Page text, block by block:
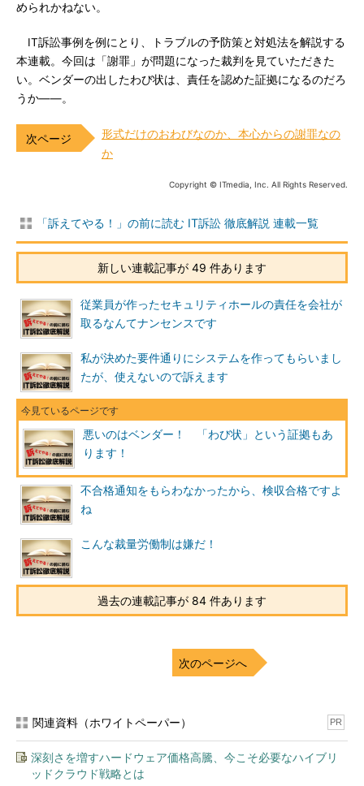
められかねない。
IT訴訟事例を例にとり、トラブルの予防策と対処法を解説する
本連載。今回は「謝罪」が問題になった裁判を見ていただきた
い。ベンダーの出したわび状は、責任を認めた証拠になるのだろ
うか――。
形式だけのおわびなのか、本心からの謝罪なの
か
Copyright © ITmedia, Inc. All Rights Reserved.
「訴えてやる！」の前に読む IT訴訟 徹底解説 連載一覧
新しい連載記事が 49 件あります
従業員が作ったセキュリティホールの責任を会社が
取るなんてナンセンスです
私が決めた要件通りにシステムを作ってもらいまし
たが、使えないので訴えます
悪いのはベンダー！ 「わび状」という証拠もあ
ります！
不合格通知をもらわなかったから、検収合格ですよ
ね
こんな裁量労働制は嫌だ！
過去の連載記事が 84 件あります
次のページへ
関連資料（ホワイトペーパー） PR
深刻さを増すハードウェア価格高騰、今こそ必要なハイブリ
ッドクラウド戦略とは